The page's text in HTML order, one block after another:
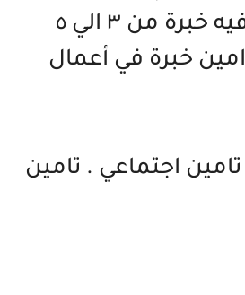
في اعمال البوفيه خبرة من ٣ الي ٥
خبرة في أعمال
اجتماعي . تامين